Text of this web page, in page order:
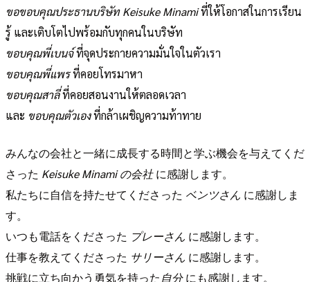
ขอขอบคุณประธานบริษัท Keisuke Minamiที่ให้โอกาสในการเรียน
รู้ และเติบโตไปพร้อมกับทุกคนในบริษัท
ขอบคุณพี่เบนจ์ที่จุดประกายความมั่นใจในตัวเรา
ขอบคุณพี่แพรที่คอยโทรมาหา
ขอบคุณสาลี่ที่คอยสอนงานให้ตลอดเวลา
และ ขอบคุณตัวเองที่กล้าเผชิญความท้าทาย
みんなの会社と一緒に成長する時間と学ぶ機会を与えてくだ
さった Keisuke Minami の会社に感謝します。
私たちに自信を持たせてくださった ベンツさん に感謝しま
す。
いつも電話をくださった プレーさん に感謝します。
仕事を教えてくださった サリーさん に感謝します。
挑戦に立ち向かう勇気を持った自分にも感謝します。